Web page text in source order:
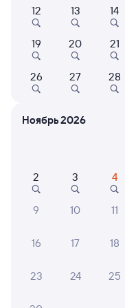
012А Проходящий
Санкт-Петербург
22:30
Купе
от
Найдём билет на поезд
Даже если сейчас нет
12 13 14
19 20 21
26 27 28
Ноябрь 2026
2 3 4
9 10 11
16 17 18
23 24 25